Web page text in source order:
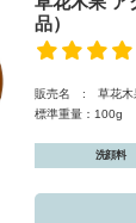
品）
販売名 : 草花木
標準重量：100g
洗顔料